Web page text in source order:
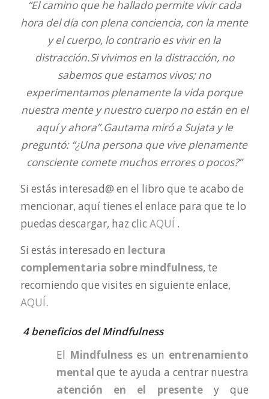
“El camino que he hallado permite vivir cada
hora del día con plena conciencia, con la mente
y el cuerpo, lo contrario es vivir en la
distracción.Si vivimos en la distracción, no
sabemos que estamos vivos; no
experimentamosplenamente la vida porque
nuestra mente y nuestro cuerpo no están en el
aquí y ahora”.Gautama miró a Sujata y le
preguntó: “¿Una persona que vive plenamente
consciente comete muchos errores o pocos?”
Si estás interesad@ en el libro que te acabo de
mencionar, aquí tienes el enlace para que te lo
puedas descargar, haz clic AQUÍ .
Si estás interesado en lectura
complementaria sobre mindfulness, te
recomiendo que visites en siguiente enlace,
AQUÍ.
4 beneficios del Mindfulness
El Mindfulnesses un entrenamiento
mental que te ayuda a centrar nuestra
atención en el presentey que